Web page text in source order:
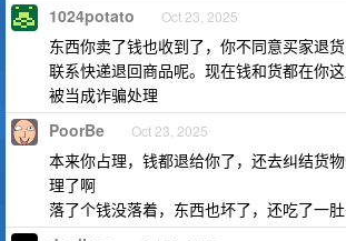
1024potato Oct 23, 2025
东西你卖了钱也收到了，你不同意买家退
联系快递退回商品呢。现在钱和货都在你
被当成诈骗处理
PoorBe Oct 23, 2025
本来你占理，钱都退给你了，还去纠结货
理了啊
落了个钱没落着，东西也坏了，还吃了一